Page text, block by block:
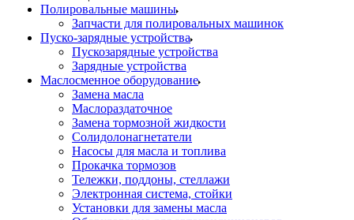
Полировальные машины
Запчасти для полировальных машинок
Пуско-зарядные устройства
Пускозарядные устройства
Зарядные устройства
Маслосменное оборудование
Замена масла
Маслораздаточное
Замена тормозной жидкости
Солидолонагнетатели
Насосы для масла и топлива
Прокачка тормозов
Тележки, поддоны, стеллажи
Электронная система, стойки
Установки для замены масла